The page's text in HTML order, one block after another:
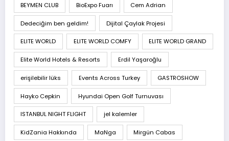
BEYMEN CLUB BioExpo Fuarı Cem Adrian
Dedeciğim ben geldim! Dijital Çaylak Projesi
ELITE WORLD ELITE WORLD COMFY ELITE WORLD GRAND
Elite World Hotels & Resorts Erdil Yaşaroğlu
erişilebilir lüks Events Across Turkey GASTROSHOW
Hayko Cepkin Hyundai Open Golf Turnuvası
ISTANBUL NIGHT FLIGHT jel kalemler
KidZania Hakkında MaNga Mirgün Cabas